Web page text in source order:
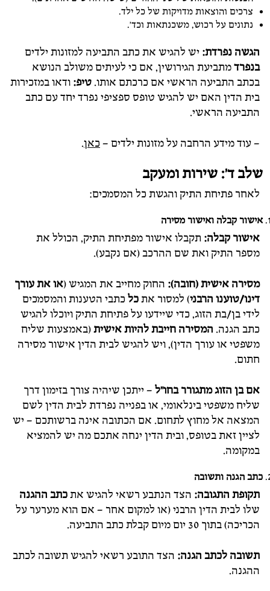
צרכים והוצאות מדויקות של כל ילד.
נתונים על רכוש, משכנתאות וכד'.
הגשה נפרדת: יש להגיש את כתב התביעה למזונות ילדים
בנפרדמתביעת הגירושין, אם כי לעיתים משולב הנושא
בכתב התביעה הראשי אם כרכתם אותו.טיפ: ודאו במזכירות
בית הדין האם יש להגיש טופס ספציפי נפרד יחד עם כתב
התביעה הראשי.
– עוד מידע הרחבה על מזונות ילדים – כאן.
שלב ד': שירות ומעקב
לאחר פתיחת התיק והגשת כל המסמכים:
אישור קבלה ואישור מסירה
אישור קבלה: תקבלו אישור מפתיחת התיק, הכולל את
מספר התיק ואת שם ההרכב (אם נקבע).
מסירה אישית (חובה): החוק מחייב את המגיש (או את עורך
דינו/טוענו הרבני) למסור אתכל כתבי הטענות והמסמכים
לידי בן/בת הזוג, כדי שיידעו על פתיחת התיק ויוכלו להגיש
כתב הגנה.המסירה חייבת להיות אישית(באמצעות שליח
משפטי או עורך הדין), ויש להגיש לבית הדין אישור מסירה
חתום.
אם בן הזוג מתגורר בחו"ל – ייתכן שיהיה צורך בזימון דרך
שליח משפטי בינלאומי, או בפנייה נפרדת לבית הדין לשם
המצאה אל מחוץ לתחום. אם הכתובה אינה ברשותכם – יש
לציין זאת בטופס, ובית הדין ינחה אתכם מה יש להמציא
במקומה.
כתב הגנה ותשובה
תקופת התגובה: הצד הנתבע רשאי להגיש אתכתב ההגנה
שלו לבית הדין הרבני (או למקום אחר – אם הוא מערער על
הכריכה) בתוך 30 יום מיום קבלת כתב התביעה.
תשובה לכתב הגנה: הצד התובע רשאי להגיש תשובה לכתב
ההגנה.